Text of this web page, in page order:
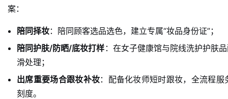
案：
陪同择妆：陪同顾客选品选色，建立专属“妆品身份证”；
陪同护肤/防晒/底妆打样 ：在女子健康馆与院线洗护护肤
滑处理；
出席重要场合跟妆补妆：配备化妆师短时跟妆，全流程
刻度。